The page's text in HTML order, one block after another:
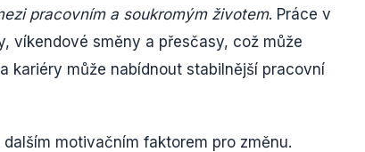
pracovním a soukromým životem. Práce v
víkendové směny a přesčasy, což může
kariéry může nabídnout stabilnější pracovní
motivačním faktorem pro změnu.